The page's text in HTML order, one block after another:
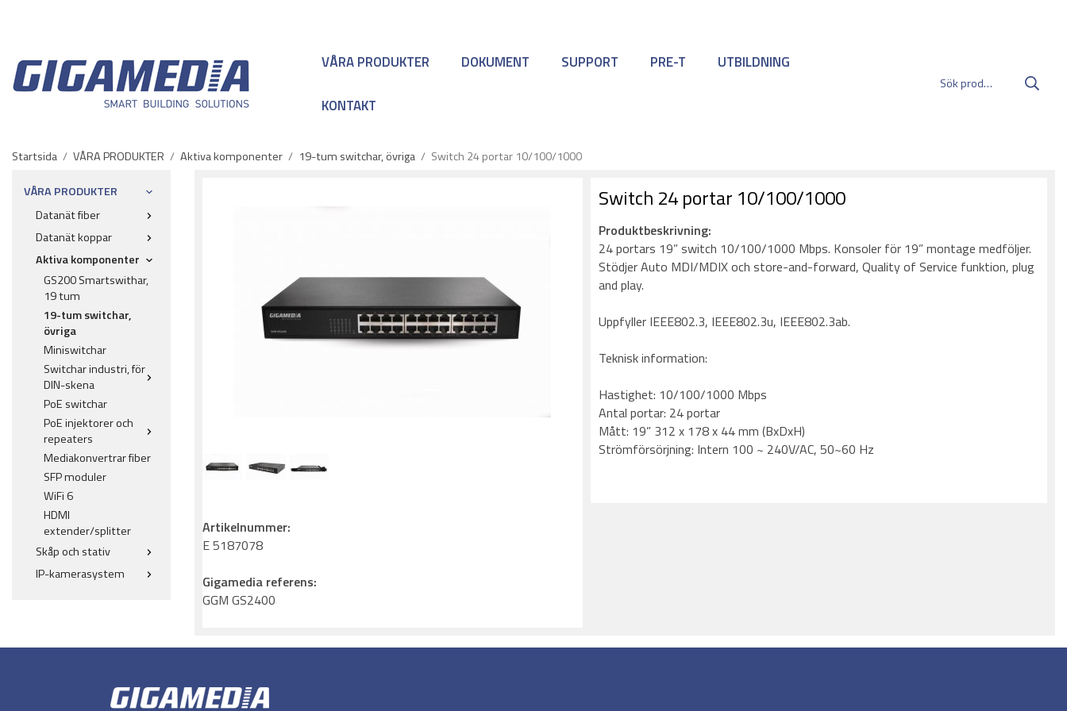
VÅRA PRODUKTER DOKUMENT SUPPORT PRE-T UTBILDNING
KONTAKT
Startsida / VÅRA PRODUKTER / Aktiva komponenter / 19-tum switchar, övriga / Switch 24 portar 10/100/1000
VÅRA PRODUKTER
Datanät fiber
Datanät koppar
Aktiva komponenter
GS200 Smartswithar,
19 tum
19-tum switchar,
övriga
Miniswitchar
Switchar industri, för
DIN-skena
PoE switchar
PoE injektorer och
repeaters
Mediakonvertrar fiber
SFP moduler
WiFi 6
HDMI
extender/splitter
Skåp och stativ
IP-kamerasystem
Switch 24 portar 10/100/1000
Produktbeskrivning:
24 portars 19” switch 10/100/1000 Mbps. Konsoler för 19” montage medföljer.
Stödjer Auto MDI/MDIX och store-and-forward, Quality of Service funktion, plug
and play.
Uppfyller IEEE802.3, IEEE802.3u, IEEE802.3ab.
Teknisk information:
Hastighet: 10/100/1000 Mbps
Antal portar: 24 portar
Mått: 19” 312 x 178 x 44 mm (BxDxH)
Strömförsörjning: Intern 100 ~ 240V/AC, 50~60 Hz
Artikelnummer:
E 5187078
Gigamedia referens:
GGM GS2400